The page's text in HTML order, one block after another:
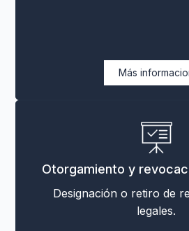
Más
Otorgamiento y
Designación o retiro de
legales.